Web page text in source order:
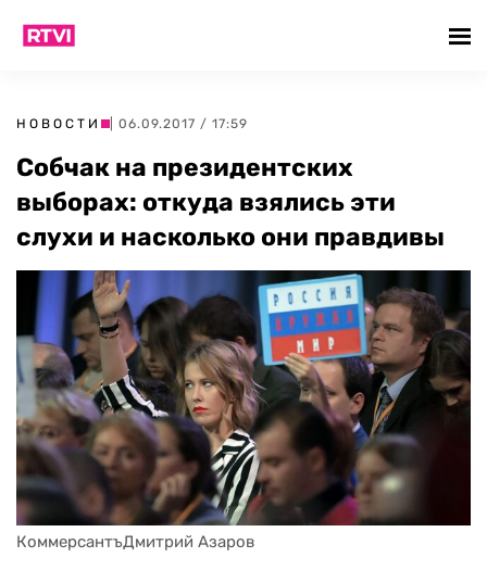
НОВОСТИ | 06.09.2017 / 17:59
Собчак на президентских
выборах: откуда взялись эти
слухи и насколько они правдивы
КоммерсантъДмитрий Азаров